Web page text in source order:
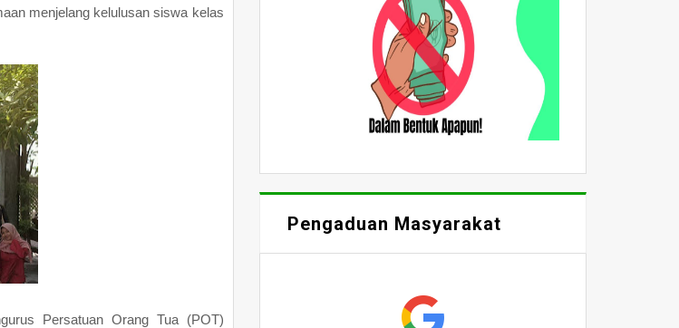
menjelang kelulusan siswa kelas
Persatuan Orang Tua (POT)
Pengaduan Masyarakat